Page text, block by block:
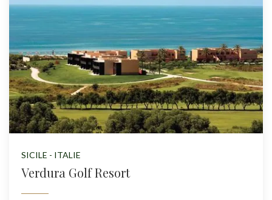
SICILE - ITALIE
Verdura Golf Resort